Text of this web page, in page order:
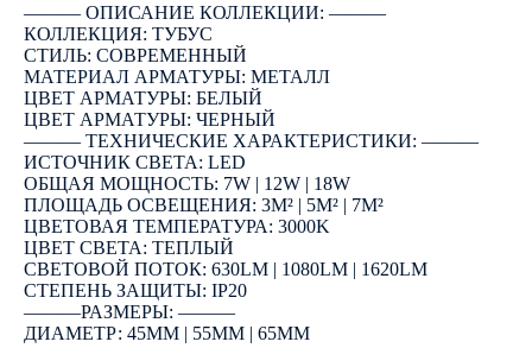
――― ОПИСАНИЕ КОЛЛЕКЦИИ: ―――
КОЛЛЕКЦИЯ: ТУБУС
СТИЛЬ: СОВРЕМЕННЫЙ
МАТЕРИАЛ АРМАТУРЫ: МЕТАЛЛ
ЦВЕТ АРМАТУРЫ: БЕЛЫЙ
ЦВЕТ АРМАТУРЫ: ЧЕРНЫЙ
――― ТЕХНИЧЕСКИЕ ХАРАКТЕРИСТИКИ: ―――
ИСТОЧНИК СВЕТА: LED
ОБЩАЯ МОЩНОСТЬ: 7W | 12W | 18W
ПЛОЩАДЬ ОСВЕЩЕНИЯ: 3М² | 5М² | 7М²
ЦВЕТОВАЯ ТЕМПЕРАТУРА: 3000K
ЦВЕТ СВЕТА: ТЕПЛЫЙ
СВЕТОВОЙ ПОТОК: 630LM | 1080LM | 1620LM
СТЕПЕНЬ ЗАЩИТЫ: IP20
―――РАЗМЕРЫ: ―――
ДИАМЕТР: 45ММ | 55ММ | 65ММ